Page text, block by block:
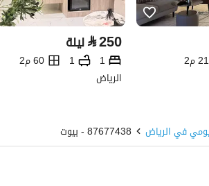
21 م2
⃁250 ليلة
1
1
60 م2
الرياض
في الرياض 87677438 - بيوت